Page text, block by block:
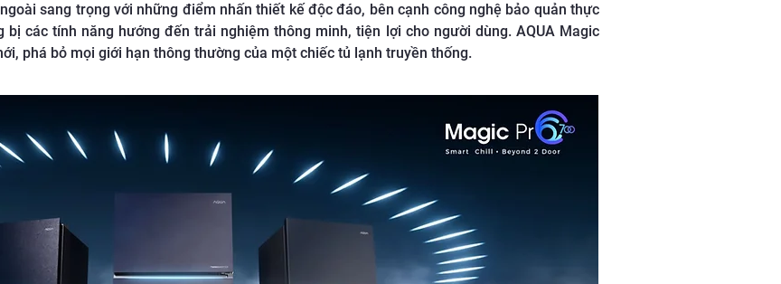
sang trọng với những điểm nhấn thiết kế độc đáo, bên cạnh công nghệ bảo quản thực
các tính năng hướng đến trải nghiệm thông minh, tiện lợi cho người dùng. AQUA Magic
phá bỏ mọi giới hạn thông thường của một chiếc tủ lạnh truyền thống.